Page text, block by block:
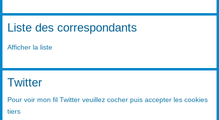
Liste des correspondants
Afficher la liste
Twitter
Pour voir mon fil Twitter veuillez cocher puis accepter les cookies
tiers